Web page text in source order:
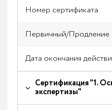
Номер сертификата
Первичный/Продление
Дата окончания
Сертификация "1.
экспертизы"